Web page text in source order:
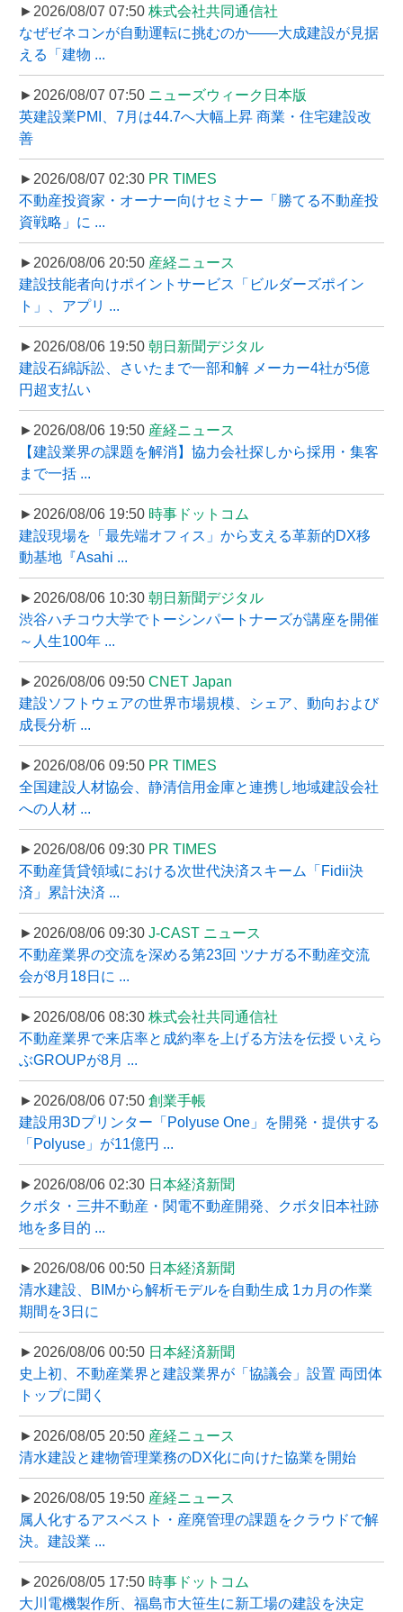
►2026/08/07 07:50 株式会社共同通信社
なぜゼネコンが自動運転に挑むのか――大成建設が見据
える「建物 ...
►2026/08/07 07:50 ニューズウィーク日本版
英建設業PMI、7月は44.7へ大幅上昇 商業・住宅建設改
善
►2026/08/07 02:30 PR TIMES
不動産投資家・オーナー向けセミナー「勝てる不動産投
資戦略」に ...
►2026/08/06 20:50 産経ニュース
建設技能者向けポイントサービス「ビルダーズポイン
ト」、アプリ ...
►2026/08/06 19:50 朝日新聞デジタル
建設石綿訴訟、さいたまで一部和解 メーカー4社が5億
円超支払い
►2026/08/06 19:50 産経ニュース
【建設業界の課題を解消】協力会社探しから採用・集客
まで一括 ...
►2026/08/06 19:50 時事ドットコム
建設現場を「最先端オフィス」から支える革新的DX移
動基地『Asahi ...
►2026/08/06 10:30 朝日新聞デジタル
渋谷ハチコウ大学でトーシンパートナーズが講座を開催
～人生100年 ...
►2026/08/06 09:50 CNET Japan
建設ソフトウェアの世界市場規模、シェア、動向および
成長分析 ...
►2026/08/06 09:50 PR TIMES
全国建設人材協会、静清信用金庫と連携し地域建設会社
への人材 ...
►2026/08/06 09:30 PR TIMES
不動産賃貸領域における次世代決済スキーム「Fidii決
済」累計決済 ...
►2026/08/06 09:30 J-CAST ニュース
不動産業界の交流を深める第23回 ツナガる不動産交流
会が8月18日に ...
►2026/08/06 08:30 株式会社共同通信社
不動産業界で来店率と成約率を上げる方法を伝授 いえら
ぶGROUPが8月 ...
►2026/08/06 07:50 創業手帳
建設用3Dプリンター「Polyuse One」を開発・提供する
「Polyuse」が11億円 ...
►2026/08/06 02:30 日本経済新聞
クボタ・三井不動産・関電不動産開発、クボタ旧本社跡
地を多目的 ...
►2026/08/06 00:50 日本経済新聞
清水建設、BIMから解析モデルを自動生成 1カ月の作業
期間を3日に
►2026/08/06 00:50 日本経済新聞
史上初、不動産業界と建設業界が「協議会」設置 両団体
トップに聞く
►2026/08/05 20:50 産経ニュース
清水建設と建物管理業務のDX化に向けた協業を開始
►2026/08/05 19:50 産経ニュース
属人化するアスベスト・産廃管理の課題をクラウドで解
決。建設業 ...
►2026/08/05 17:50 時事ドットコム
大川電機製作所、福島市大笹生に新工場の建設を決定